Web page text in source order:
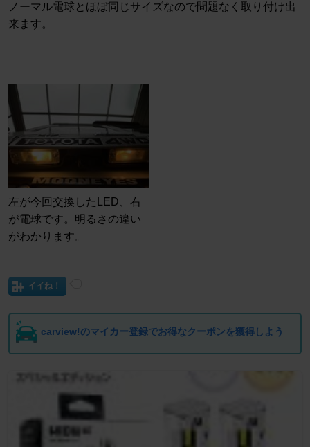
ノーマル電球とほぼ同じサイズなので問題なく取り付け出
来ます。
左が今回交換したLED、右
が電球です。明るさの違い
がわかります。
イイね！
carview!のマイカー登録でお得なクーポンを獲得しよう